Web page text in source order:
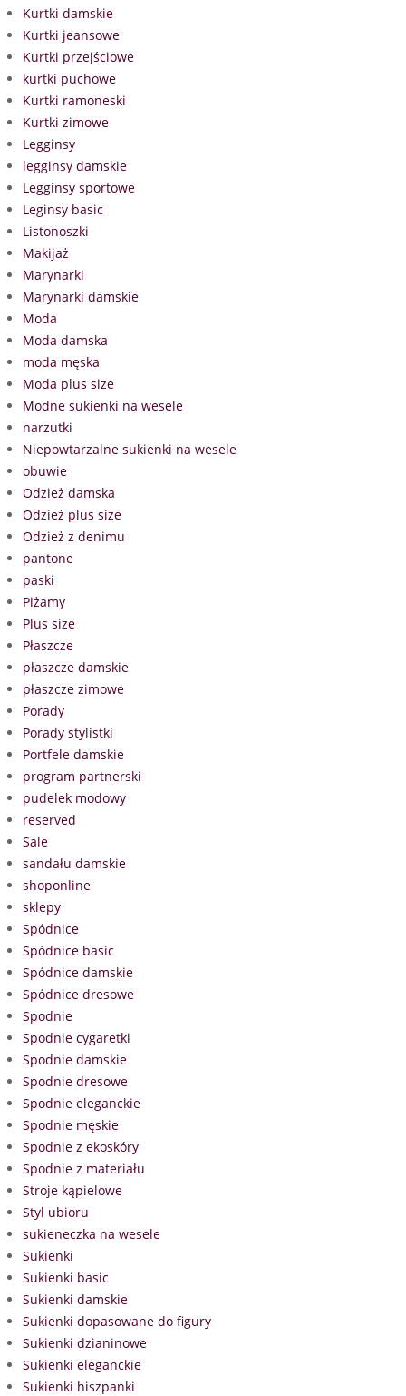
Kurtki damskie
Kurtki jeansowe
Kurtki przejściowe
kurtki puchowe
Kurtki ramoneski
Kurtki zimowe
Legginsy
legginsy damskie
Legginsy sportowe
Leginsy basic
Listonoszki
Makijaż
Marynarki
Marynarki damskie
Moda
Moda damska
moda męska
Moda plus size
Modne sukienki na wesele
narzutki
Niepowtarzalne sukienki na wesele
obuwie
Odzież damska
Odzież plus size
Odzież z denimu
pantone
paski
Piżamy
Plus size
Płaszcze
płaszcze damskie
płaszcze zimowe
Porady
Porady stylistki
Portfele damskie
program partnerski
pudelek modowy
reserved
Sale
sandału damskie
shoponline
sklepy
Spódnice
Spódnice basic
Spódnice damskie
Spódnice dresowe
Spodnie
Spodnie cygaretki
Spodnie damskie
Spodnie dresowe
Spodnie eleganckie
Spodnie męskie
Spodnie z ekoskóry
Spodnie z materiału
Stroje kąpielowe
Styl ubioru
sukieneczka na wesele
Sukienki
Sukienki basic
Sukienki damskie
Sukienki dopasowane do figury
Sukienki dzianinowe
Sukienki eleganckie
Sukienki hiszpanki